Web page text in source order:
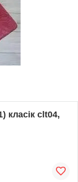
класік clt04,